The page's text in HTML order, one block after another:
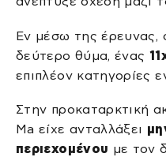
Εν μέσω της έρευνας,
δεύτερο θύμα, ένας
επιπλέον κατηγορίες
Στην προκαταρκτική
Ma είχε ανταλλάξει
περιεχομένου με τον